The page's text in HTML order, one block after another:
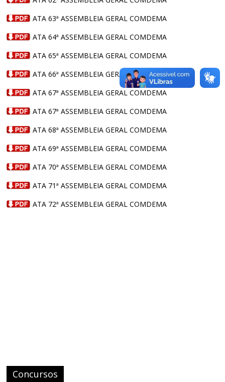
ATA 63ª ASSEMBLEIA GERAL COMDEMA
ATA 64ª ASSEMBLEIA GERAL COMDEMA
ATA 65ª ASSEMBLEIA GERAL COMDEMA
ATA 66ª ASSEMBLEIA GERAL COMDEMA
ATA 67ª ASSEMBLEIA GERAL COMDEMA
ATA 67ª ASSEMBLEIA GERAL COMDEMA
ATA 68ª ASSEMBLEIA GERAL COMDEMA
ATA 69ª ASSEMBLEIA GERAL COMDEMA
ATA 70ª ASSEMBLEIA GERAL COMDEMA
ATA 71ª ASSEMBLEIA GERAL COMDEMA
ATA 72ª ASSEMBLEIA GERAL COMDEMA
Concursos